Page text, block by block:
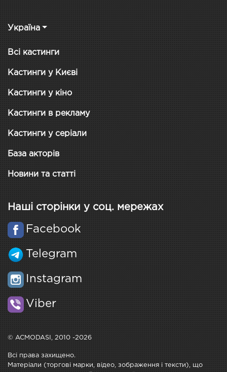
Україна
Всі кастинги
Кастинги у Києві
Кастинги у кіно
Кастинги в рекламу
Кастинги у серіали
База акторів
Новини та статті
Наші сторінки у соц. мережах
Facebook
Telegram
Instagram
Viber
© ACMODASI, 2010 -2026
Всі права захищено.
Матеріали (торгові марки, відео, зображення і тексти), що